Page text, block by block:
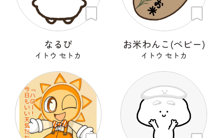
なるぴ
イトウ セトカ
お米わんこ(ベビー)
イトウ セトカ